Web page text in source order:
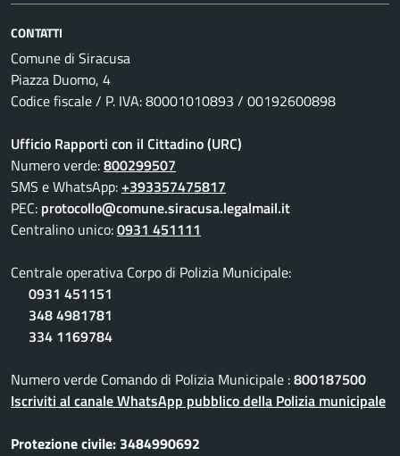
CONTATTI
Comune di Siracusa
Piazza Duomo, 4
Codice fiscale / P. IVA: 80001010893 / 00192600898
Ufficio Rapporti con il Cittadino (URC)
Numero verde:800299507
SMS e WhatsApp:+393357475817
PEC: protocollo@comune.siracusa.legalmail.it
Centralino unico:0931 451111
Centrale operativa Corpo di Polizia Municipale:
0931 451151
348 4981781
334 1169784
Numero verde Comando di Polizia Municipale :800187500
Iscriviti al canale WhatsApp pubblico della Polizia municipale
Protezione civile: 3484990692